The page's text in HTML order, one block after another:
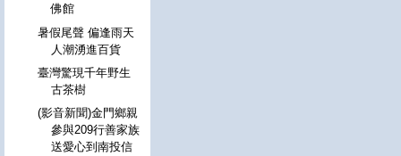
佛館
暑假尾聲 偏逢雨天
人潮湧進百貨
臺灣驚現千年野生
古茶樹
(影音新聞)金門鄉親
參與209行善家族
送愛心到南投信